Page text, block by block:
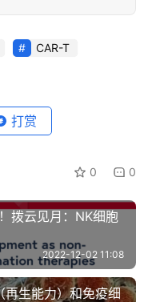
CAR-T
打赏
0 0
拨云见月：NK细胞
2022-12-02 11:08
再生能力）和免疫细